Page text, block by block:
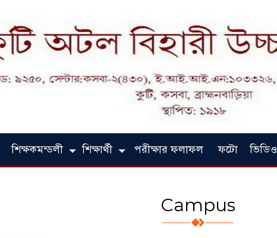
শিক্ষকমন্ডলী শিক্ষার্থী পরীক্ষার ফলাফল ফটো ভিডিও
Campus